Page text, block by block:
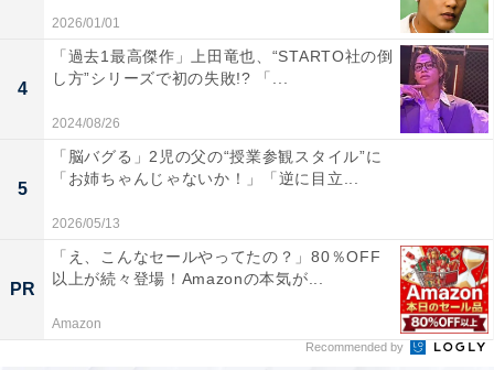
2026/01/01
4
「過去1最高傑作」上田竜也、“STARTO社の倒
し方”シリーズで初の失敗!? 「...
2024/08/26
5
「脳バグる」2児の父の“授業参観スタイル”に
「お姉ちゃんじゃないか！」「逆に目立...
2026/05/13
PR
「え、こんなセールやってたの？」80％OFF
以上が続々登場！Amazonの本気が...
Amazon
Recommended by